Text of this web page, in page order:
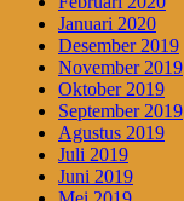
Januari 2020
Desember 2019
November 2019
Oktober 2019
September 2019
Agustus 2019
Juli 2019
Juni 2019